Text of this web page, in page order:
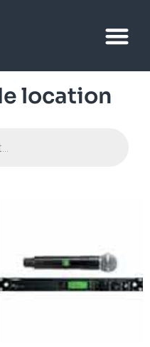
location